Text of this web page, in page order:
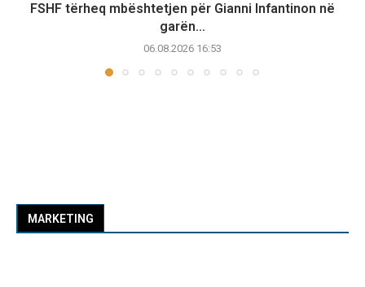
FSHF tërheq mbështetjen për Gianni Infantinon në
garën...
06.08.2026 16:53
MARKETING